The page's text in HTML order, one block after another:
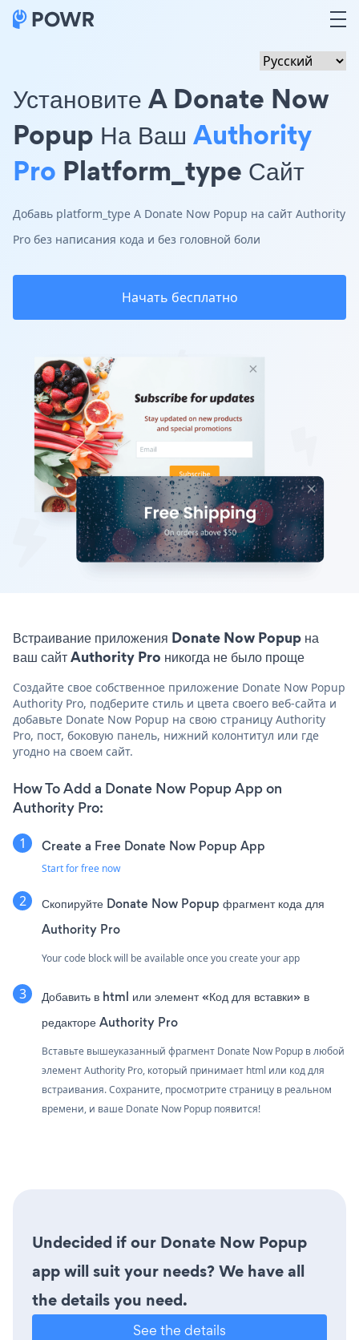
Установите A Donate Now
Popup На Ваш Authority
Pro Platform_type Сайт
Добавь platform_type A Donate Now Popup на сайт Authority
Pro без написания кода и без головной боли
Начать бесплатно
Встраивание приложения Donate Now Popup на
ваш сайт Authority Pro никогда не было проще
Создайте свое собственное приложение Donate Now Popup
Authority Pro, подберите стиль и цвета своего веб-сайта и
добавьте Donate Now Popup на свою страницу Authority
Pro, пост, боковую панель, нижний колонтитул или где
угодно на своем сайт.
How To Add a Donate Now Popup App on
Authority Pro:
Create a Free Donate Now Popup App
Start for free now
Скопируйте Donate Now Popup фрагмент кода для
Authority Pro
Your code block will be available once you create your app
Добавить в html или элемент «Код для вставки» в
редакторе Authority Pro
Вставьте вышеуказанный фрагмент Donate Now Popup в любой
элемент Authority Pro, который принимает html или код для
встраивания. Сохраните, просмотрите страницу в реальном
времени, и ваше Donate Now Popup появится!
Undecided if our Donate Now Popup
app will suit your needs? We have all
the details you need.
See the details